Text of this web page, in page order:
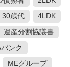
30歳代
4LDK
遺産分割協議書
ンク
MEグループ